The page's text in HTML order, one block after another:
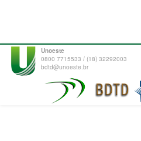
Unoeste
0800 7715533 / (18) 32292003
bdtd@unoeste.br